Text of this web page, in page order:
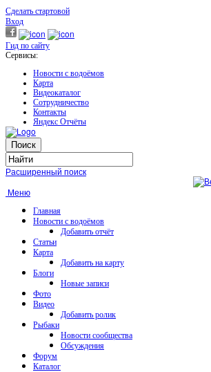
Сделать стартовой
Вход
Гид по сайту
Сервисы:
Новости с водоёмов
Карта
Видеокаталог
Сотрудничество
Контакты
Яндекс Отчёты
Расширенный поиск
Меню
Главная
Новости с водоёмов
Добавить отчёт
Статьи
Карта
Добавить на карту
Блоги
Новые записи
Фото
Видео
Добавить ролик
Рыбаки
Новости сообщества
Обсуждения
Форум
Каталог